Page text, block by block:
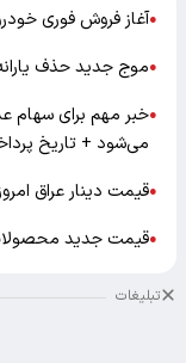
●آغاز فروش فوری
●موج جدید حذف
●
می‌شود + تاریخ
●قیمت دینار عراق امروز یکشنبه
●قیمت جدید
تبلیغات